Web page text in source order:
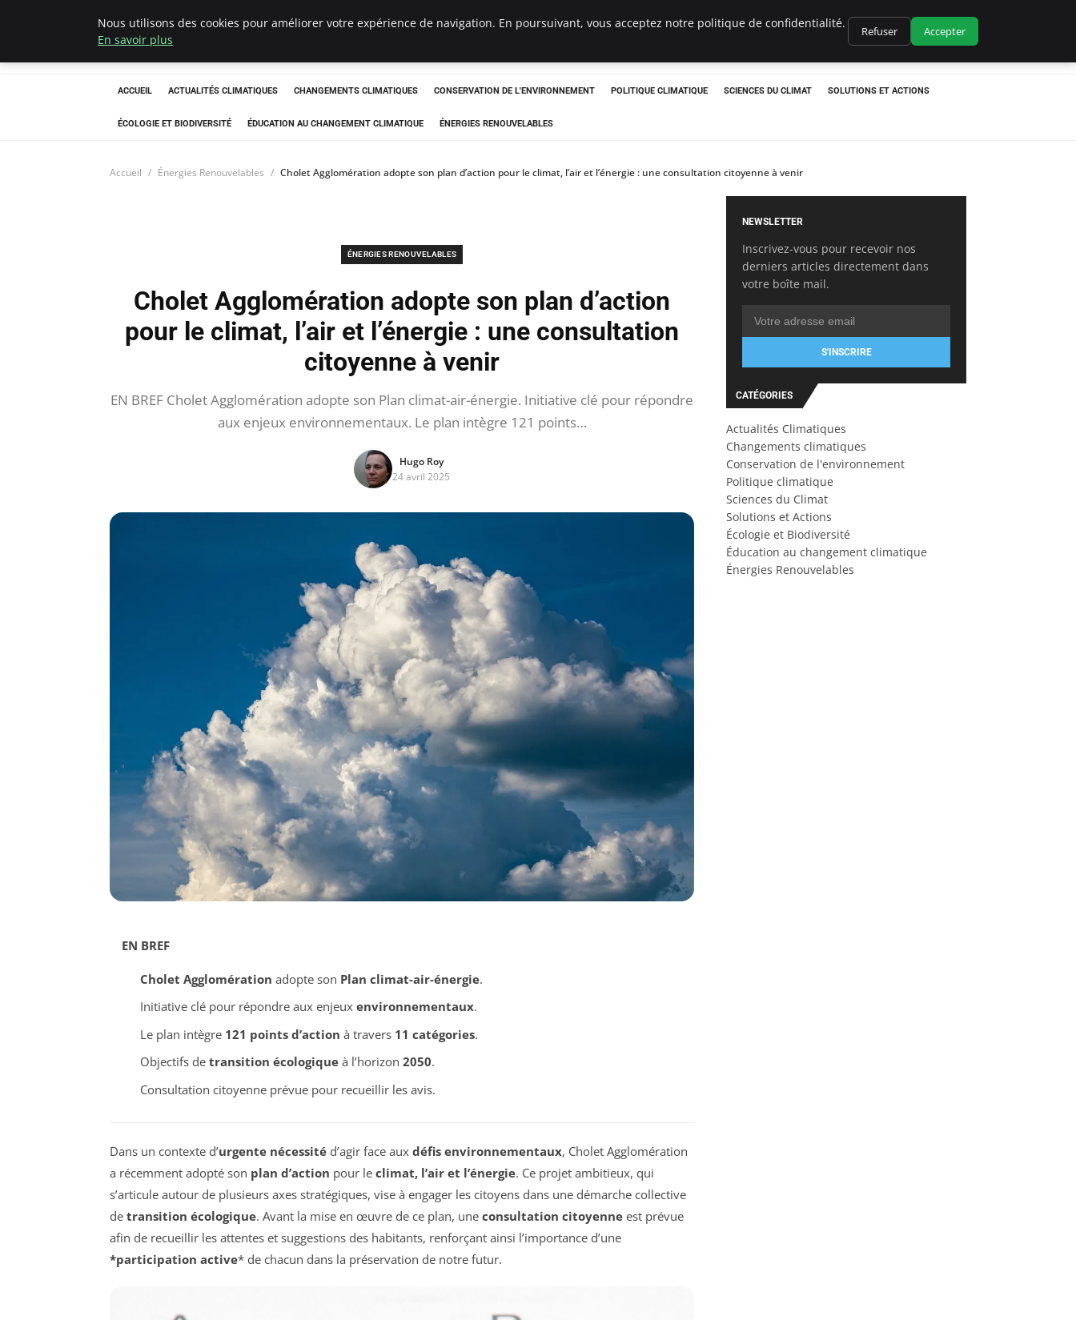
Climatedebtagents
ACCUEIL ACTUALITÉS CLIMATIQUES CHANGEMENTS CLIMATIQUES CONSERVATION DE L'ENVIRONNEMENT POLITIQUE CLIMATIQUE SCIENCES DU CLIMAT SOLUTIONS ET ACTIONS
ÉCOLOGIE ET BIODIVERSITÉ ÉDUCATION AU CHANGEMENT CLIMATIQUE ÉNERGIES RENOUVELABLES
Accueil Énergies Renouvelables Cholet Agglomération adopte son plan d’action pour le climat, l’air et l’énergie : une consultation citoyenne à venir
ÉNERGIES RENOUVELABLES
Cholet Agglomération adopte son plan d’action
pour le climat, l’air et l’énergie : une consultation
citoyenne à venir
EN BREF Cholet Agglomération adopte son Plan climat-air-énergie. Initiative clé pour répondre
aux enjeux environnementaux. Le plan intègre 121 points…
Hugo Roy
24 avril 2025
EN BREF
Cholet Agglomération adopte son Plan climat-air-énergie.
Initiative clé pour répondre aux enjeux environnementaux.
Le plan intègre 121 points d’action à travers 11 catégories.
Objectifs de transition écologiqueà l’horizon 2050.
Consultation citoyenne prévue pour recueillir les avis.
Dans un contexte d’urgente nécessité d’agir face aux défis environnementaux, Cholet Agglomération
a récemment adopté son plan d’action pour le climat, l’air et l’énergie. Ce projet ambitieux, qui
s’articule autour de plusieurs axes stratégiques, vise à engager les citoyens dans une démarche collective
de transition écologique. Avant la mise en œuvre de ce plan, une consultation citoyenne est prévue
afin de recueillir les attentes et suggestions des habitants, renforçant ainsi l’importance d’une
*participation active* de chacun dans la préservation de notre futur.
NEWSLETTER
Inscrivez-vous pour recevoir nos
derniers articles directement dans
votre boîte mail.
S'INSCRIRE
CATÉGORIES
Actualités Climatiques
Changements climatiques
Conservation de l'environnement
Politique climatique
Sciences du Climat
Solutions et Actions
Écologie et Biodiversité
Éducation au changement climatique
Énergies Renouvelables
Nous utilisons des cookies pour améliorer votre expérience de navigation. En poursuivant, vous acceptez notre politique de confidentialité.
En savoir plus
Refuser Accepter